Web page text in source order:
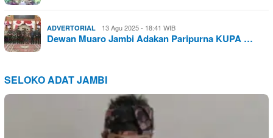
ADVERTORIAL 13 Agu 2025 - 18:41 WIB
Dewan Muaro Jambi Adakan Paripurna KUPA …
SELOKO ADAT JAMBI